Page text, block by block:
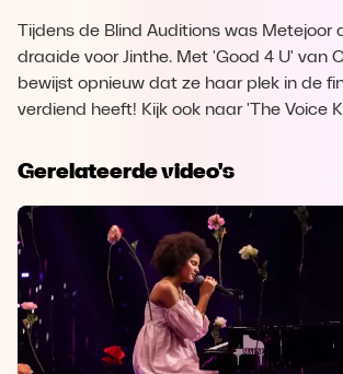
Tijdens de Blind Auditions was Metejoor
draaide voor Jinthe. Met 'Good 4 U' van
bewijst opnieuw dat ze haar plek in de
verdiend heeft! Kijk ook naar 'The Voice
Gerelateerde video's